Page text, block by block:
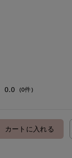
0.0 (0件)
カートに入れる